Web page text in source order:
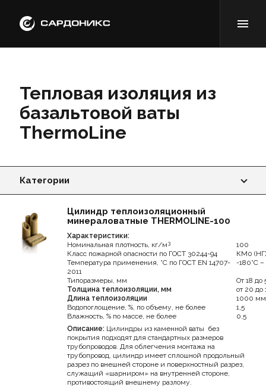
Тепловая изоляция из
базальтовой ваты
ThermoLine
Категории
Тепловая изоляция из вспененного полиэтилена
Тепловая изоляция из вспененного каучука
Тепловая изоляция из базальтовой ваты
ThermoLine
Цилиндр теплоизоляционный
минераловатные THERMOLINE-100
Характеристики:
Номинальная плотность, кг/м 3
100
Класс пожарной опасности по ГОСТ 30244-94
КМ0 (НГ)
Температура применения, °С по ГОСТ EN 14707-
2011
-180°C –
Типоразмеры, мм
От 18
Толщина теплоизоляции, мм
от 20
Длина теплоизоляции
1000 мм
Водопоглощение, %, по объему, не более
1,5
Влажность, % по массе, не более
0,5
Описание: Цилиндры из каменной ваты без
покрытия подходят для стандартных размеров
трубопроводов. Для облегчения монтажа на
трубопровод, цилиндр имеет сплошной продольный
разрез по внешней стороне и поверхностный разрез,
служащий «шарниром» на внутренней стороне,
противостоящий внешнему разлому.